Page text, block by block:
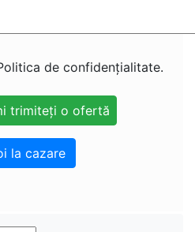
de confidențialitate.
la cazare